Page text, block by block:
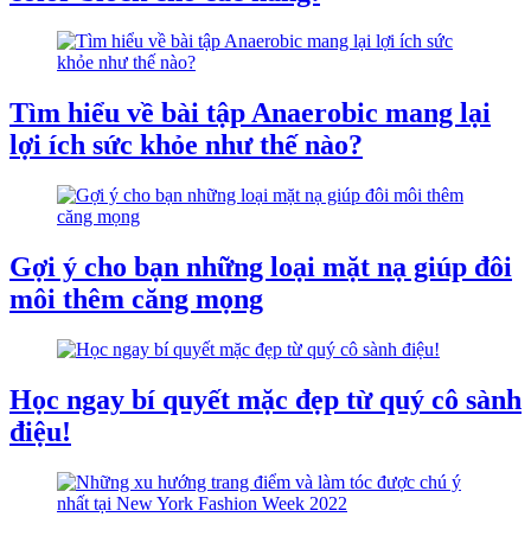
Tìm hiểu về bài tập Anaerobic mang lại
lợi ích sức khỏe như thế nào?
Gợi ý cho bạn những loại mặt nạ giúp đôi
môi thêm căng mọng
Học ngay bí quyết mặc đẹp từ quý cô sành
điệu!